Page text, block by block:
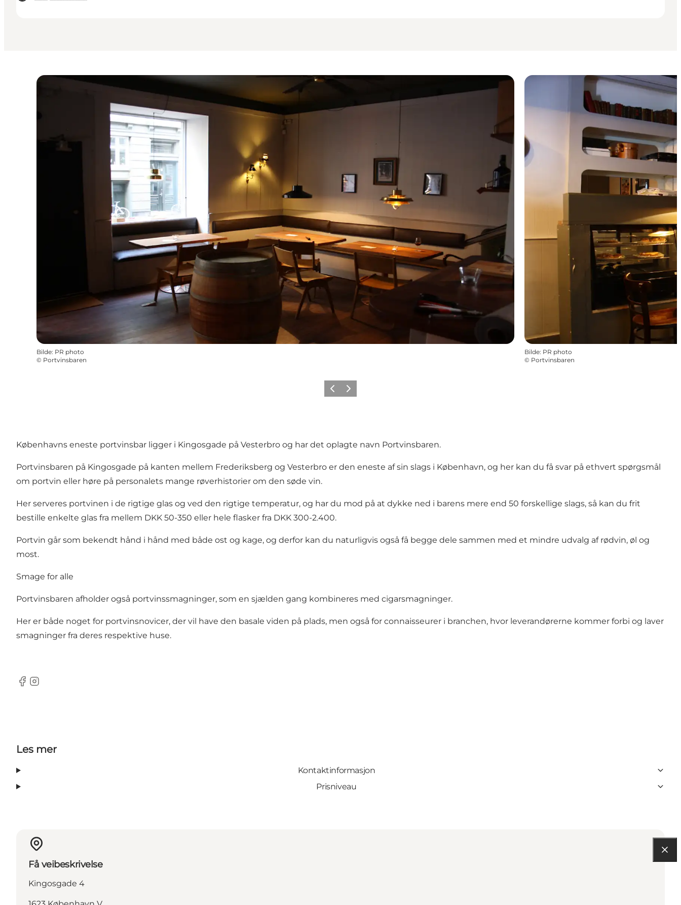
Bilde: PR photo
© Portvinsbaren
Bilde: PR photo
© Portvinsbaren
ForrigeNeste
Københavns eneste portvinsbar ligger i Kingosgade på Vesterbro og har det oplagte navn Portvinsbaren.
Portvinsbaren på Kingosgade på kanten mellem Frederiksberg og Vesterbro er den eneste af sin slags i København, og her kan du få svar på ethvert spørgsmål
om portvin eller høre på personalets mange røverhistorier om den søde vin.
Her serveres portvinen i de rigtige glas og ved den rigtige temperatur, og har du mod på at dykke ned i barens mere end 50 forskellige slags, så kan du frit
bestille enkelte glas fra mellem DKK 50-350 eller hele flasker fra DKK 300-2.400.
Portvin går som bekendt hånd i hånd med både ost og kage, og derfor kan du naturligvis også få begge dele sammen med et mindre udvalg af rødvin, øl og
most.
Smage for alle
Portvinsbaren afholder også portvinssmagninger, som en sjælden gang kombineres med cigarsmagninger.
Her er både noget for portvinsnovicer, der vil have den basale viden på plads, men også for connaisseurer i branchen, hvor leverandørerne kommer forbi og laver
smagninger fra deres respektive huse.
Facebook
Instagram
Les mer
Kontaktinformasjon
Prisniveau
Få veibeskrivelse
Kingosgade 4